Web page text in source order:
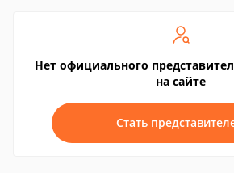
Нет официального
на сайте
Стать